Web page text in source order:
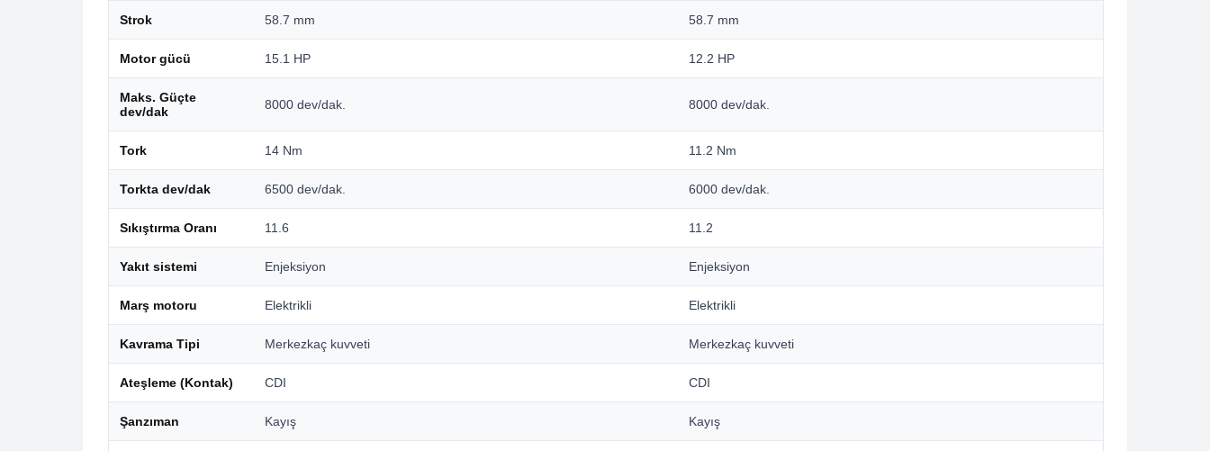
Strok 58.7 mm 58.7 mm
Motor gücü 15.1 HP 12.2 HP
Maks. Güçte
dev/dak
8000 dev/dak. 8000 dev/dak.
Tork 14 Nm 11.2 Nm
Torkta dev/dak 6500 dev/dak. 6000 dev/dak.
Sıkıştırma Oranı 11.6 11.2
Yakıt sistemi Enjeksiyon Enjeksiyon
Marş motoru Elektrikli Elektrikli
Kavrama Tipi Merkezkaç kuvveti Merkezkaç kuvveti
Ateşleme (Kontak) CDI CDI
Şanzıman Kayış Kayış